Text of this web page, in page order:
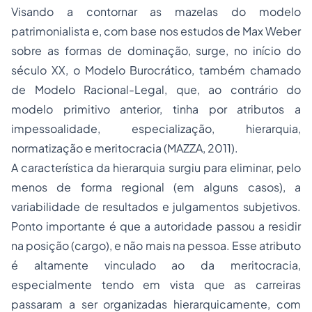
Visando a contornar as mazelas do modelo
patrimonialista e, com base nos estudos de Max Weber
sobre as formas de dominação, surge, no início do
século XX, o Modelo Burocrático, também chamado
de Modelo Racional-Legal, que, ao contrário do
modelo primitivo anterior, tinha por atributos a
impessoalidade, especialização, hierarquia,
normatização e meritocracia (MAZZA, 2011).
A característica da hierarquia surgiu para eliminar, pelo
menos de forma regional (em alguns casos), a
variabilidade de resultados e julgamentos subjetivos.
Ponto importante é que a autoridade passou a residir
na posição (cargo), e não mais na pessoa. Esse atributo
é altamente vinculado ao da meritocracia,
especialmente tendo em vista que as carreiras
passaram a ser organizadas hierarquicamente, com